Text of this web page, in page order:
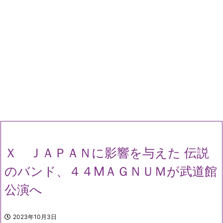
Ｘ ＪＡＰＡＮに影響を与えた 伝説
のバンド、４４MＡＧＮＵＭが武道館
公演へ
2023年10月3日